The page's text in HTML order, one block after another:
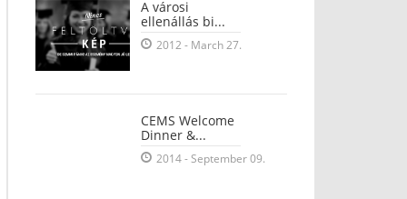
A városi
ellenállás bi...
2012 - March 27.
CEMS Welcome
Dinner &...
2014 - September 09.